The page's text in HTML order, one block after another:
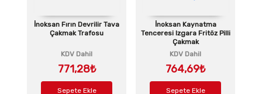
İnoksan Fırın Devrilir Tava
Çakmak Trafosu
KDV Dahil
771,28₺
Sepete Ekle
İnoksan Kaynatma
Tenceresi Izgara Fritöz Pilli
Çakmak
KDV Dahil
764,69₺
Sepete Ekle